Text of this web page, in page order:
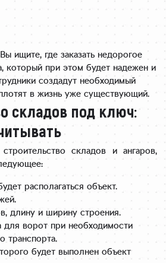
ищите, где заказать недорогое
который при этом будет надежен и
создадут необходимый
в жизнь уже существующий.
складов под ключ:
складов и ангаров,
располагаться объект.
длину и ширину строения.
ворот при необходимости
транспорта.
будет выполнен объект